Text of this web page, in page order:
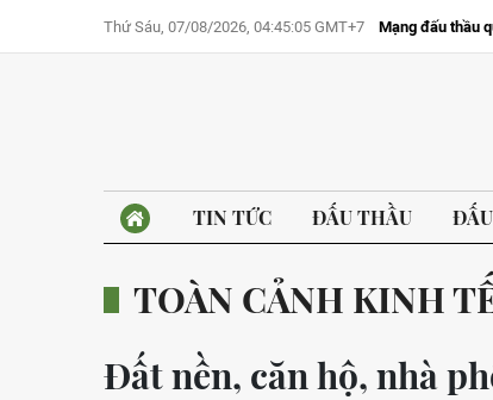
Thứ Sáu, 07/08/2026, 04:45:05 GMT+7 Mạng đấu thầu
TIN TỨC ĐẤU THẦU
TOÀN CẢNH KINH
Đất nền, căn hộ, nhà